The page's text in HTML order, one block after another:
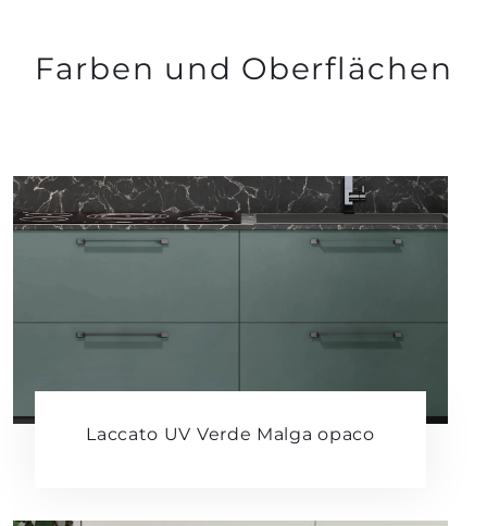
Farben und Oberflächen
Laccato UV Verde Malga opaco